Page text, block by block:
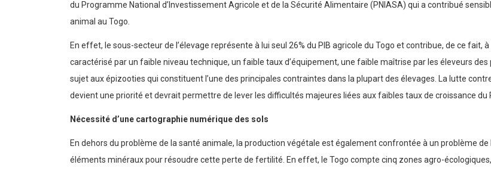
du Programme National d’Investissement Agricole et de la Sécurité Alimentaire (PNIASA) qui a contribué
animal au Togo.
En effet, le sous-secteur de l’élevage représente à lui seul 26% du PIB agricole du Togo et contribue, de ce fait,
caractérisé par un faible niveau technique, un faible taux d’équipement, une faible maîtrise par les éleveurs
sujet aux épizooties qui constituent l’une des principales contraintes dans la plupart des élevages. La lutte
devient une priorité et devrait permettre de lever les difficultés majeures liées aux faibles taux de croissance du
Nécessité d’une cartographie numérique des sols
En dehors du problème de la santé animale, la production végétale est également confrontée à un problème
éléments minéraux pour résoudre cette perte de fertilité. En effet, le Togo compte cinq zones agro-